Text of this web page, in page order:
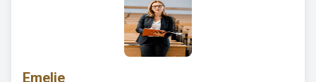
Emelie